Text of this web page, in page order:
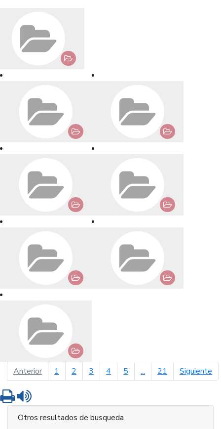
Anteriorpágina anterior
1 2 3 4 5 ... 21 Siguiente
Imprimir
Otros resultados de busqueda